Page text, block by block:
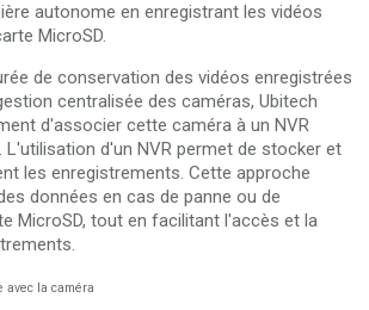
autonome en enregistrant les vidéos
MicroSD.
de conservation des vidéos enregistrées
centralisée des caméras, Ubitech
d'associer cette caméra à un NVR
L'utilisation d'un NVR permet de stocker et
les enregistrements. Cette approche
données en cas de panne ou de
MicroSD, tout en facilitant l'accès et la
avec la caméra